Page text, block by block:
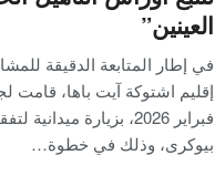
العينين”
في إطار المتابعة الدقيقة
فبراير 2026، بزيارة
بيوكرى، وذلك في خطوة…